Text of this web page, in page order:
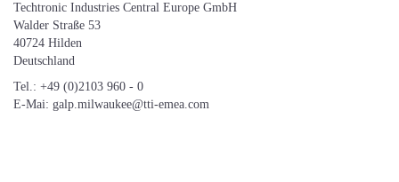
Techtronic Industries Central Europe GmbH
Walder Straße 53
40724 Hilden
Deutschland
Tel.: +49 (0)2103 960 - 0
E-Mai: galp.milwaukee@tti-emea.com